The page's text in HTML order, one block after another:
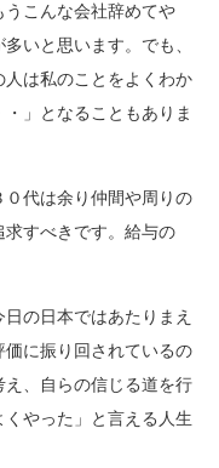
こんな会社辞めてや
いと思います。でも、
は私のことをよくわか
」となることもありま
代は余り仲間や周りの
すべきです。給与の
の日本ではあたりまえ
に振り回されているの
、自らの信じる道を行
やった」と言える人生